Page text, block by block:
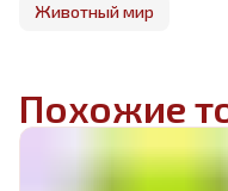
Животный мир
Похожие